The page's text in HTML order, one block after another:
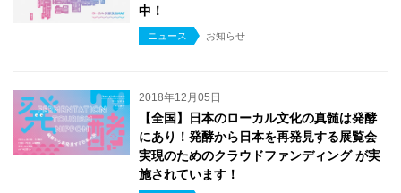
中！
ニュース お知らせ
2018年12月05日
【全国】日本のローカル文化の真髄は発酵
にあり！発酵から日本を再発見する展覧会
実現のためのクラウドファンディング が実
施されています！